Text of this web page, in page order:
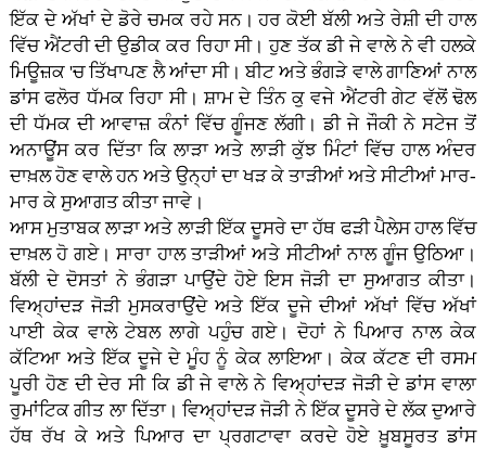
ਇੱਕ ਦੇ ਅੱਖਾਂ ਦੇ ਡੋਰੇ ਚਮਕ ਰਹੇ ਸਨ। ਹਰ ਕੋਈ ਬੱਲੀ ਅਤੇ ਰੇਸ਼ੀ ਦੀ ਹਾਲ
ਵਿੱਚ ਐਂਟਰੀ ਦੀ ਉਡੀਕ ਕਰ ਰਿਹਾ ਸੀ। ਹੁਣ ਤੱਕ ਡੀ ਜੇ ਵਾਲੇ ਨੇ ਵੀ ਹਲਕੇ
ਮਿਊਜ਼ਕ 'ਚ ਤਿੱਖਾਪਣ ਲੈ ਆਂਦਾ ਸੀ। ਬੀਟ ਅਤੇ ਭੰਗੜੇ ਵਾਲੇ ਗਾਣਿਆਂ ਨਾਲ
ਡਾਂਸ ਫਲੋਰ ਧੱਮਕ ਰਿਹਾ ਸੀ। ਸ਼ਾਮ ਦੇ ਤਿੰਨ ਕੁ ਵਜੇ ਐਂਟਰੀ ਗੇਟ ਵੱਲੋਂ ਢੋਲ
ਦੀ ਧੱਮਕ ਦੀ ਆਵਾਜ਼ ਕੰਨਾਂ ਵਿੱਚ ਗੂੰਜਣ ਲੱਗੀ। ਡੀ ਜੇ ਜੌਕੀ ਨੇ ਸਟੇਜ ਤੋਂ
ਅਨਾਊਂਸ ਕਰ ਦਿੱਤਾ ਕਿ ਲਾੜਾ ਅਤੇ ਲਾੜੀ ਕੁੱਝ ਮਿੰਟਾਂ ਵਿੱਚ ਹਾਲ ਅੰਦਰ
ਦਾਖ਼ਲ ਹੋਣ ਵਾਲੇ ਹਨ ਅਤੇ ਉਨ੍ਹਾਂ ਦਾ ਖੜ ਕੇ ਤਾੜੀਆਂ ਅਤੇ ਸੀਟੀਆਂ ਮਾਰ-
ਮਾਰ ਕੇ ਸੁਆਗਤ ਕੀਤਾ ਜਾਵੇ।
ਆਸ ਮੁਤਾਬਕ ਲਾੜਾ ਅਤੇ ਲਾੜੀ ਇੱਕ ਦੂਸਰੇ ਦਾ ਹੱਥ ਫੜੀ ਪੈਲੇਸ ਹਾਲ ਵਿੱਚ
ਦਾਖ਼ਲ ਹੋ ਗਏ। ਸਾਰਾ ਹਾਲ ਤਾੜੀਆਂ ਅਤੇ ਸੀਟੀਆਂ ਨਾਲ ਗੂੰਜ ਉਠਿਆ।
ਬੱਲੀ ਦੇ ਦੋਸਤਾਂ ਨੇ ਭੰਗੜਾ ਪਾਉਂਦੇ ਹੋਏ ਇਸ ਜੋੜੀ ਦਾ ਸੁਆਗਤ ਕੀਤਾ।
ਵਿਅ੍ਹਾਂਦੜ ਜੋੜੀ ਮੁਸਕਰਾਉਂਦੇ ਅਤੇ ਇੱਕ ਦੂਜੇ ਦੀਆਂ ਅੱਖਾਂ ਵਿੱਚ ਅੱਖਾਂ
ਪਾਈ ਕੇਕ ਵਾਲੇ ਟੇਬਲ ਲਾਗੇ ਪਹੁੰਚ ਗਏ। ਦੋਹਾਂ ਨੇ ਪਿਆਰ ਨਾਲ ਕੇਕ
ਕੱਟਿਆ ਅਤੇ ਇੱਕ ਦੂਜੇ ਦੇ ਮੂੰਹ ਨੂੰ ਕੇਕ ਲਾਇਆ। ਕੇਕ ਕੱਟਣ ਦੀ ਰਸਮ
ਪੂਰੀ ਹੋਣ ਦੀ ਦੇਰ ਸੀ ਕਿ ਡੀ ਜੇ ਵਾਲੇ ਨੇ ਵਿਅ੍ਹਾਂਦੜ ਜੋੜੀ ਦੇ ਡਾਂਸ ਵਾਲਾ
ਰੁਮਾਂਟਿਕ ਗੀਤ ਲਾ ਦਿੱਤਾ। ਵਿਅ੍ਹਾਂਦੜ ਜੋੜੀ ਨੇ ਇੱਕ ਦੂਸਰੇ ਦੇ ਲੱਕ ਦੁਆਰੇ
ਹੱਥ ਰੱਖ ਕੇ ਅਤੇ ਪਿਆਰ ਦਾ ਪ੍ਰਗਟਾਵਾ ਕਰਦੇ ਹੋਏ ਖ਼ੂਬਸੂਰਤ ਡਾਂਸ